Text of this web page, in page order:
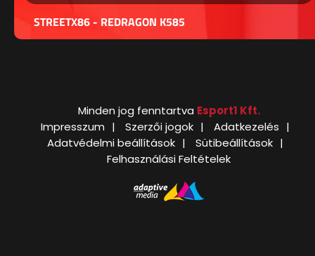
STREETX86 - REDRAGON K585
Minden jog fenntartva Esport1 Kft.
Impresszum
Szerzői jogok
Adatkezelés
Adatvédelmi beállítások
Sütibeállítások
Felhasználási Feltételek